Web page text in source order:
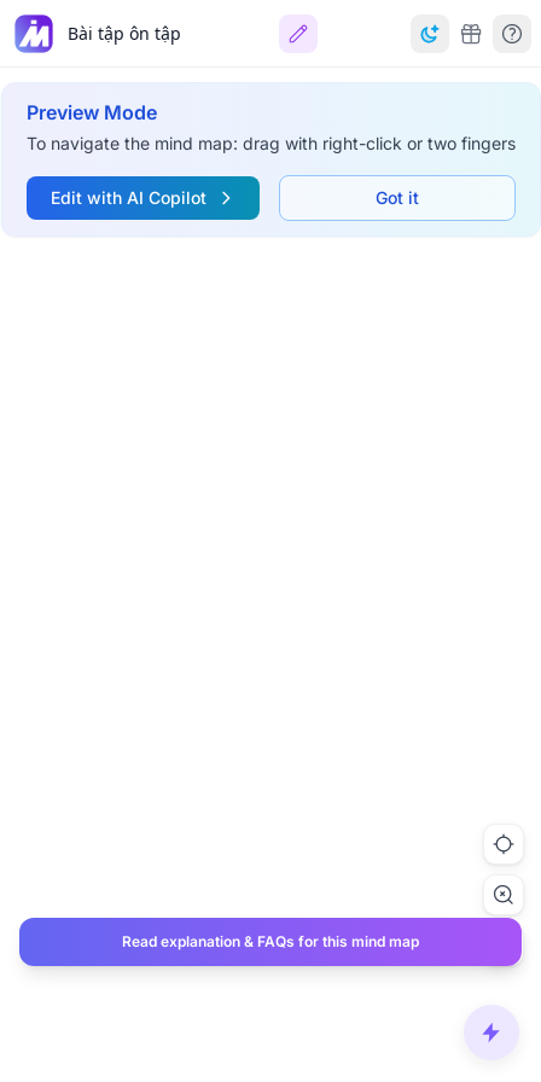
Bài tập ôn tập
Preview Mode
To navigate the mind map: drag with right-click or two fingers
Edit with AI Copilot Got it
Read explanation & FAQs for this mind map